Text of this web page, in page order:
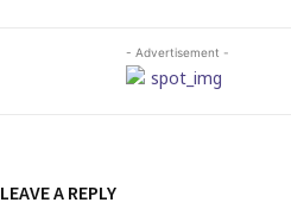
- Advertisement -
LEAVE A REPLY